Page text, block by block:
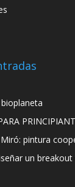
pintura
un